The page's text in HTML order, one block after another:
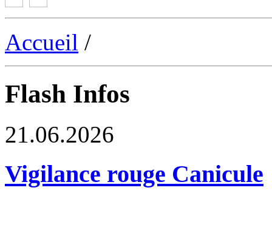
Accueil /
Flash Infos
21.06.2026
Vigilance rouge Canicule